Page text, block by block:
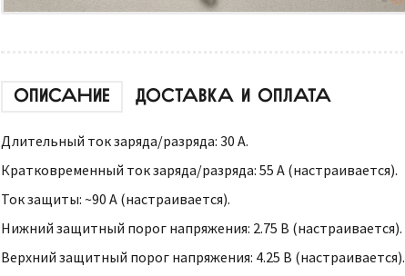
ОПИСАНИЕ ДОСТАВКА И ОПЛАТА
Длительный ток заряда/разряда: 30 А.
Кратковременный ток заряда/разряда: 55 А (настраивается).
Ток защиты: ~90 А (настраивается).
Нижний защитный порог напряжения: 2.75 В (настраивается).
Верхний защитный порог напряжения: 4.25 В (настраивается).